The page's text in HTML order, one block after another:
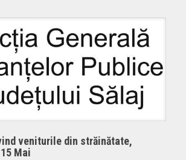
veniturile din străinătate,
Mai